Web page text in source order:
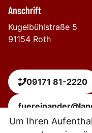
Anschrift
Kugelbühlstraße 5
91154 Roth
09171 81-2220
Um Ihren